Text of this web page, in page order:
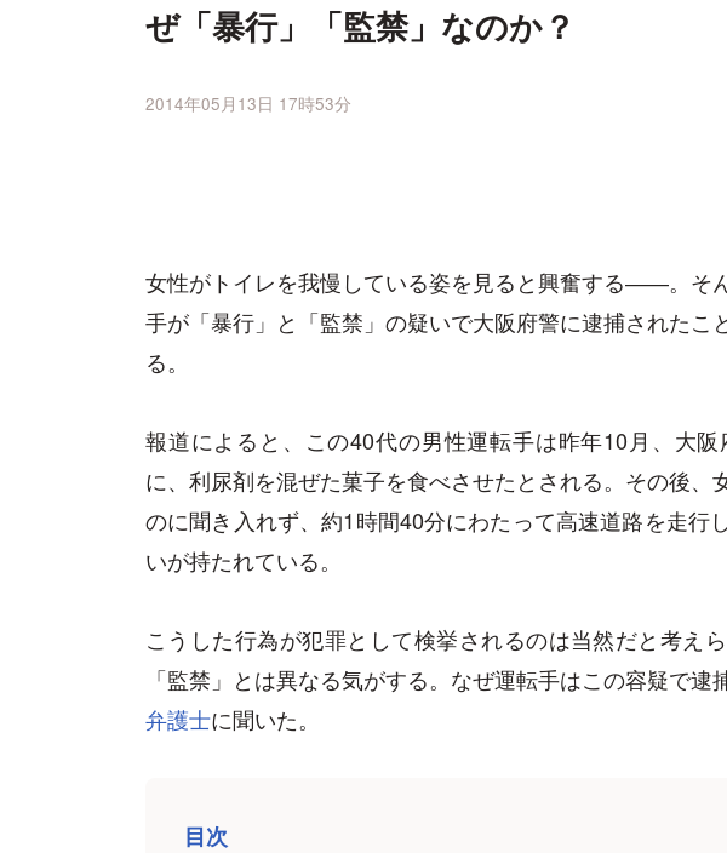
ぜ「暴行」「監禁」なのか？
2014年05月13日 17時53分
女性がトイレを我慢している姿を見ると興奮する――。そ
手が「暴行」と「監禁」の疑いで大阪府警に逮捕されたこ
る。
報道によると、この40代の男性運転手は昨年10月、大
に、利尿剤を混ぜた菓子を食べさせたとされる。その後、
のに聞き入れず、約1時間40分にわたって高速道路を走行
いが持たれている。
こうした行為が犯罪として検挙されるのは当然だと考え
「監禁」とは異なる気がする。なぜ運転手はこの容疑で逮
弁護士に聞いた。
目次